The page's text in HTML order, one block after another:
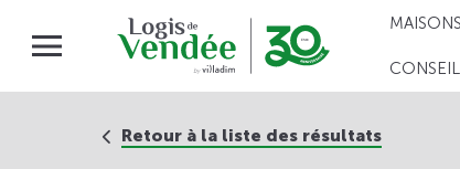
MAISONS
Retour à la liste des résultats